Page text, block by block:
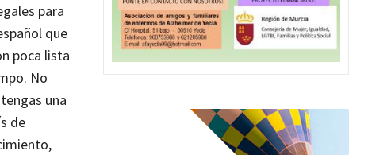
para
que
poca lista
No
una
de